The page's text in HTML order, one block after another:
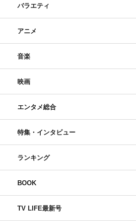
バラエティ
アニメ
音楽
映画
エンタメ総合
特集・インタビュー
ランキング
BOOK
TV LIFE最新号